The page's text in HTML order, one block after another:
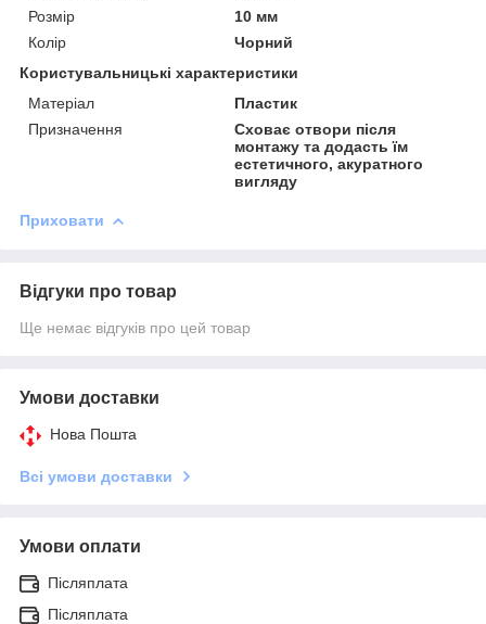
Розмір
10 мм
Колір
Чорний
Користувальницькі характеристики
Матеріал
Пластик
Призначення
Сховає отвори після
монтажу та додасть їм
естетичного, акуратного
вигляду
Приховати
Відгуки про товар
Ще немає відгуків про цей товар
Умови доставки
Нова Пошта
Всі умови доставки
Умови оплати
Післяплата
Післяплата